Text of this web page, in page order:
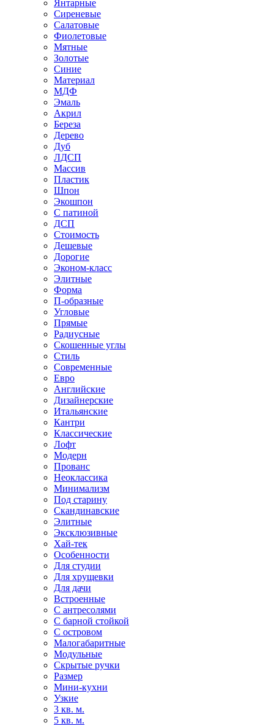
Янтарные
Сиреневые
Салатовые
Фиолетовые
Мятные
Золотые
Синие
Материал
МДФ
Эмаль
Акрил
Береза
Дерево
Дуб
ЛДСП
Массив
Пластик
Шпон
Экошпон
С патиной
ДСП
Стоимость
Дешевые
Дорогие
Эконом-класс
Элитные
Форма
П-образные
Угловые
Прямые
Радиусные
Скошенные углы
Стиль
Современные
Евро
Английские
Дизайнерские
Итальянские
Кантри
Классические
Лофт
Модерн
Прованс
Неоклассика
Минимализм
Под старину
Скандинавские
Элитные
Эксклюзивные
Хай-тек
Особенности
Для студии
Для хрущевки
Для дачи
Встроенные
С антресолями
С барной стойкой
С островом
Малогабаритные
Модульные
Скрытые ручки
Размер
Мини-кухни
Узкие
3 кв. м.
5 кв. м.